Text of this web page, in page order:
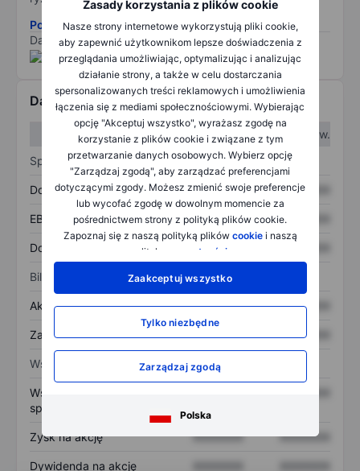
Zasady korzystania z plików cookie
Nasze strony internetowe wykorzystują pliki cookie,
aby zapewnić użytkownikom lepsze doświadczenia z
przeglądania umożliwiając, optymalizując i analizując
działanie strony, a także w celu dostarczania
spersonalizowanych treści reklamowych i umożliwienia
łączenia się z mediami społecznościowymi. Wybierając
opcję "Akceptuj wszystko", wyrażasz zgodę na
korzystanie z plików cookie i związane z tym
przetwarzanie danych osobowych. Wybierz opcję
"Zarządzaj zgodą", aby zarządzać preferencjami
dotyczącymi zgody. Możesz zmienić swoje preferencje
lub wycofać zgodę w dowolnym momencie za
pośrednictwem strony z polityką plików cookie.
Zapoznaj się z naszą polityką plików cookiei naszą
polityką
prywatności
Zaakceptuj wszystko
Tylko niezbędne
Zarządzaj zgodą
Polska
Pobierz metodologię ryzyka ESG.
Dane dostarczone przez
/
Dane finansowe
W I kw.
W II kw.
Sprawozdanie z zysków
Dochód XXXXXXX XXXXXXX
EBITDA XXXXXXX XXXXXXX
Dochód netto XXXXXXX
Bilans
Aktywa ogółem XXXXXXX XXXXXXX
Zadłużenie ogółem XXXXXXX XXXXXXX
Wskaźniki
Współczynnik cena do
sprzedaży
Zysk na akcję XXXXXXX XXXXXXX
Dywidenda na akcję